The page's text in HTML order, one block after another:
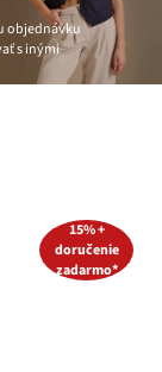
objednávku
s inými
15% +
doručenie
zadarmo*